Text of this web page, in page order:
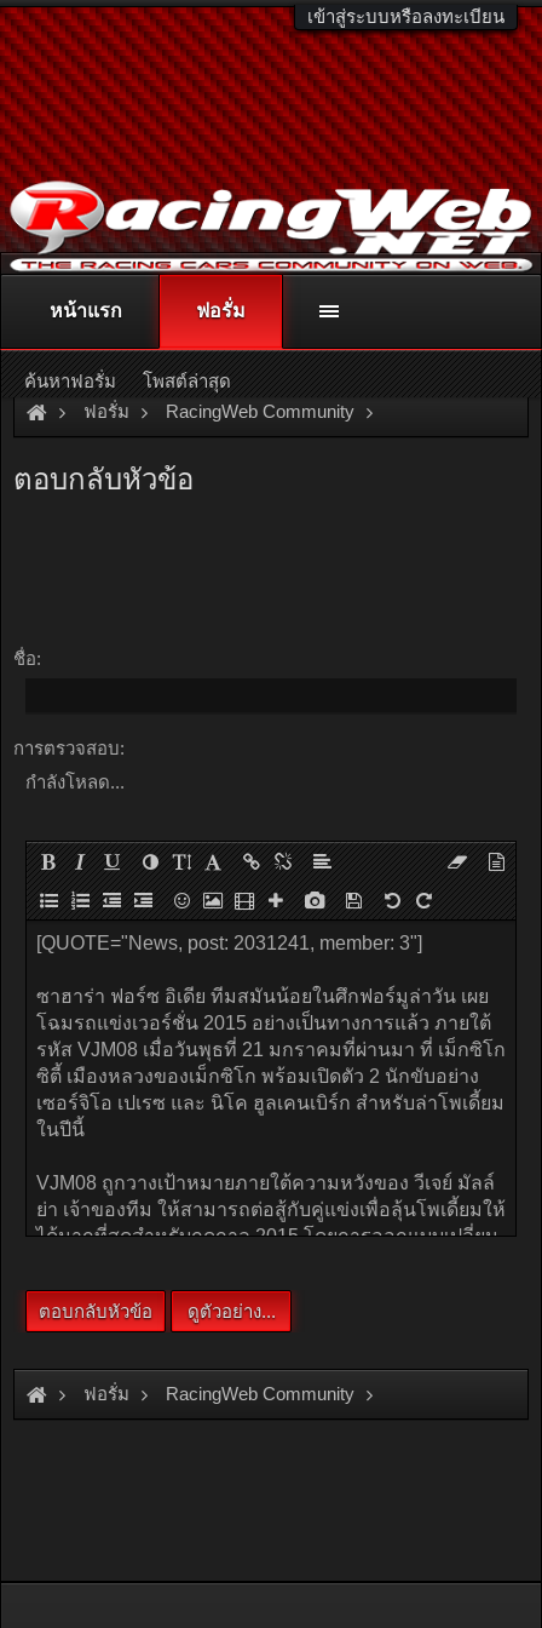
เข้าสู่ระบบหรือลงทะเบียน
ติดต่อลงโฆษณา racingweb@gmail.comหรือโทร. 081-811-1138
หรืออ่านรายละเอียดเพิ่มเติม คลิกที่นี่
ฟอรั่ม RacingWeb Community
ตอบกลับหัวข้อ
ชื่อ:
การตรวจสอบ:
กำลังโหลด...
ฟอรั่ม RacingWeb Community
หน้าแรก ฟอรั่ม
ค้นหาฟอรั่ม โพสต์ล่าสุด